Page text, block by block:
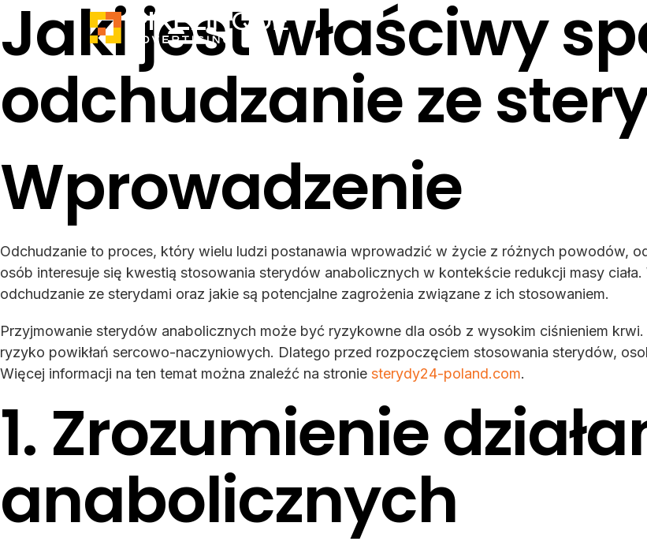
Jaki jest właściwy
odchudzanie ze
Wprowadzenie
Odchudzanie to proces, który wielu ludzi postanawia wprowadzić w życie z różnych powodów,
osób interesuje się kwestią stosowania sterydów anabolicznych w kontekście redukcji masy
odchudzanie ze sterydami oraz jakie są potencjalne zagrożenia związane z ich stosowaniem.
Przyjmowanie sterydów anabolicznych może być ryzykowne dla osób z wysokim ciśnieniem
ryzyko powikłań sercowo-naczyniowych. Dlatego przed rozpoczęciem stosowania sterydów,
Więcej informacji na ten temat można znaleźć na stronie sterydy24-poland.com.
1. Zrozumienie
anabolicznych